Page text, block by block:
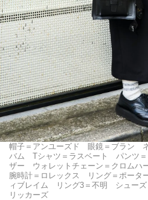
帽子＝アンユーズド 眼鏡＝ブラン
バム Tシャツ＝ラスベート パンツ
ザー ウォレットチェーン＝クロム
腕時計＝ロレックス リング＝ポータ
ィブレイム リング3＝不明 シューズ
リッカーズ